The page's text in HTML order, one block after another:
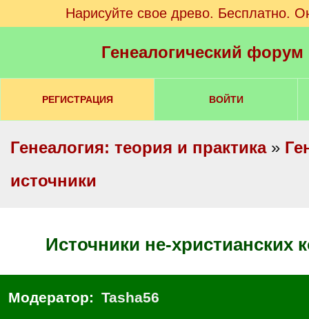
Нарисуйте свое древо. Бесплатно.
Генеалогический
РЕГИСТРАЦИЯ ВОЙТИ
Генеалогия: теория и практика»
источники
Источники не-христианских
Модератор: Tasha56